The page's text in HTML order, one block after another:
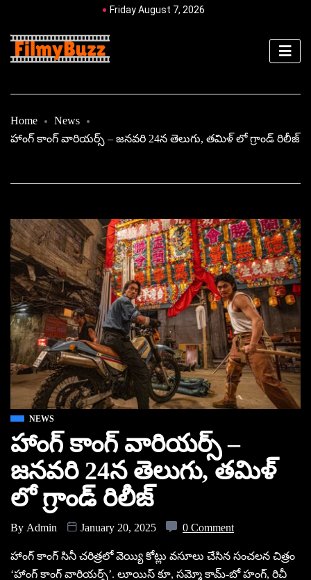
Friday August 7, 2026
Home
News
హాంగ్ కాంగ్ వారియర్స్ – జనవరి 24న తెలుగు, తమిళ్ లో గ్రాండ్ రిలీజ్
NEWS
హాంగ్ కాంగ్ వారియర్స్ –
జనవరి 24న తెలుగు, తమిళ్
లో గ్రాండ్ రిలీజ్
By Admin January 20, 2025 0 Comment
హాంగ్ కాంగ్ సినీ చరిత్రలో వెయ్యి కోట్లు వసూలు చేసిన సంచలన చిత్రం
‘హాంగ్ కాంగ్ వారియర్స్’. లూయిస్ కూ, సమ్మో కామ్-బో హంగ్, రిచీ